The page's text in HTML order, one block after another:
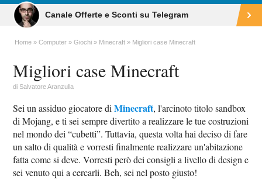
Canale Offerte e Sconti su Telegram
Home Computer Giochi Minecraft Migliori case Minecraft
Migliori case Minecraft
diSalvatore Aranzulla
Sei un assiduo giocatore diMinecraft, l'arcinoto titolo sandbox
di Mojang, e ti sei sempre divertito a realizzare le tue costruzioni
nel mondo dei “cubetti”. Tuttavia, questa volta hai deciso di fare
un salto di qualità e vorresti finalmente realizzare un'abitazione
fatta come si deve. Vorresti però dei consigli a livello di design e
sei venuto qui a cercarli. Beh, sei nel posto giusto!